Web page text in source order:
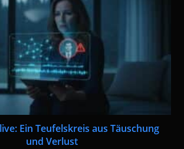
Ein Teufelskreis aus Täuschung
und Verlust